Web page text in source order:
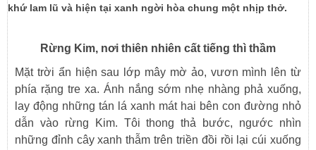
khứ lam lũ và hiện tại xanh ngời hòa chung một nhịp thở.
Rừng Kim, nơi thiên nhiên cất tiếng thì thầm
Mặt trời ẩn hiện sau lớp mây mờ ảo, vươn mình lên từ
phía rặng tre xa. Ánh nắng sớm nhẹ nhàng phả xuống,
lay động những tán lá xanh mát hai bên con đường nhỏ
dẫn vào rừng Kim. Tôi thong thả bước, ngước nhìn
những đỉnh cây xanh thẫm trên triền đồi rồi lại cúi xuống